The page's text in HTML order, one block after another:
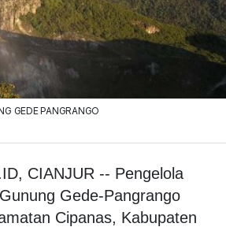
GEDE PANGRANGO
CIANJUR -- Pengelola
Gede-Pangrango
Cipanas, Kabupaten